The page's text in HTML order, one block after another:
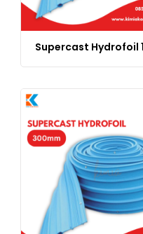
Supercast Hydrofoil